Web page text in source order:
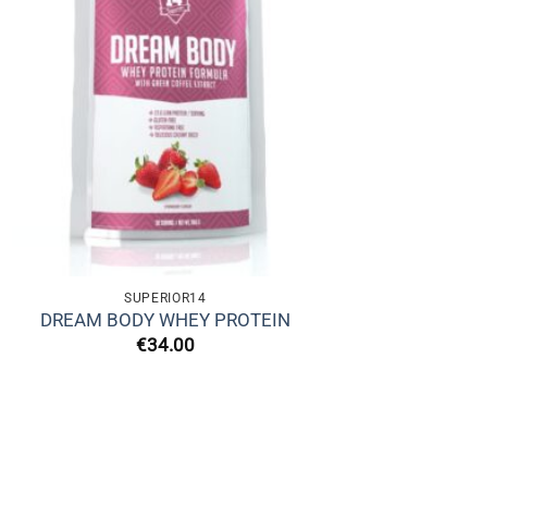
SUPERIOR14
DREAM BODY WHEY PROTEIN
€34.00